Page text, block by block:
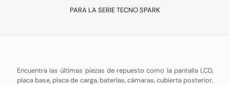
PARA LA SERIE TECNO SPARK
Encuentra las últimas piezas de repuesto como la pantalla LCD,
placa base, placa de carga, baterías, cámaras, cubierta posterior,